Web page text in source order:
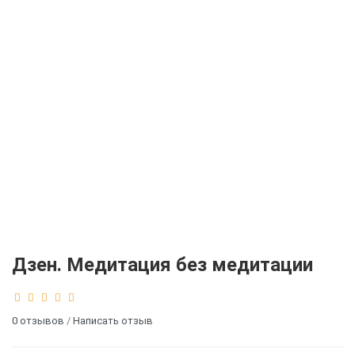
Дзен. Медитация без медитации
0 отзывов / Написать отзыв